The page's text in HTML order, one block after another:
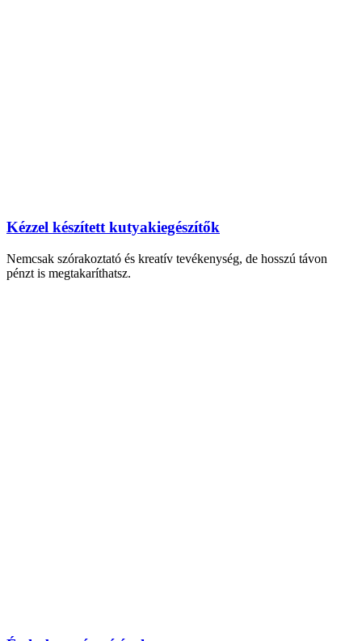
Kézzel készített kutyakiegészítők
Nemcsak szórakoztató és kreatív tevékenység, de hosszú távon
pénzt is megtakaríthatsz.